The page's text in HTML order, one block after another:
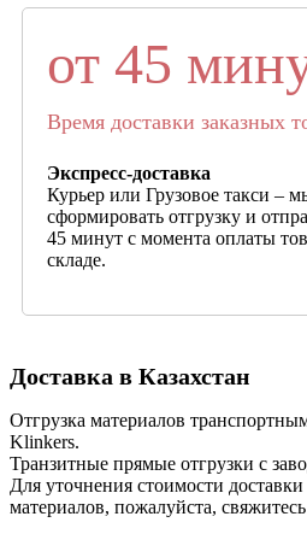
от 45
Время доставки заказных
Экспресс-доставка
Курьер или Грузовое такси –
сформировать отгрузку и
45 минут с момента оплаты
складе.
Доставка в Казахстан
Отгрузка материалов
Klinkers.
Транзитные прямые отгрузки с
Для уточнения стоимости
материалов, пожалуйста,